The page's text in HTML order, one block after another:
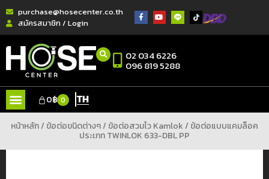
purchase@hosecenter.co.th
สมัครสมาชิก / Login
02 034 6226
096 819 5288
0฿ 0 TH
หน้าหลัก/ข้อต่อขนิดต่างๆ/ข้อต่อสวมไว Kamlok/ ข้อต่อแบบแคมล็อค
ประเภท TWINLOK 633-DBL PP